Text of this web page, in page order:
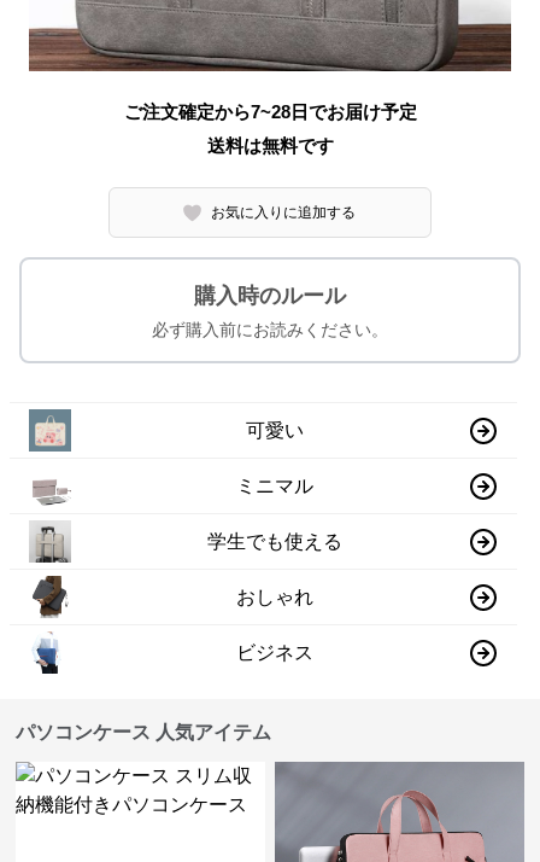
ご注文確定から7~28日でお届け予定
送料は無料です
お気に入りに追加する
購入時のルール
必ず購入前にお読みください。
可愛い
ミニマル
学生でも使える
おしゃれ
ビジネス
パソコンケース 人気アイテム